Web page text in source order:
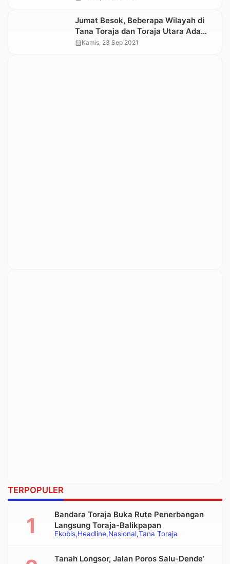
Jumat Besok, Beberapa Wilayah di
Tana Toraja dan Toraja Utara Ada
Pemadaman Listrik
calendar_monthKamis, 23 Sep 2021
TERPOPULER
Ekobis Headline Nasional Tana Toraja
Bandara Toraja Buka Rute Penerbangan
Langsung Toraja-Balikpapan
Tanah Longsor, Jalan Poros Salu-Dende’